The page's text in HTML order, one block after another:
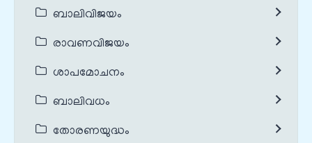
ബാലിവിജയം
രാവണവിജയം
ശാപമോചനം
ബാലിവധം
തോരണയുദ്ധം